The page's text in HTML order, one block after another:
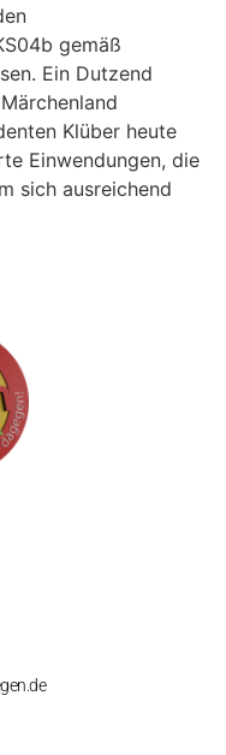
gemäß
Ein Dutzend
Klüber heute
Einwendungen, die
sich ausreichend